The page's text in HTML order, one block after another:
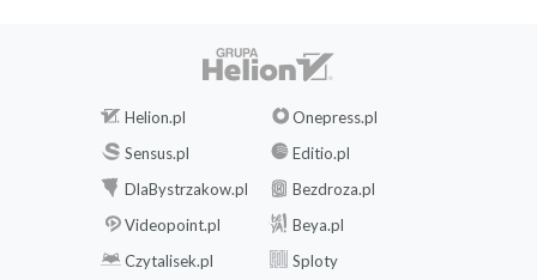
Przeznaczenie sesji 121
10. Oprogramowanie pośredniczące 123
pośredniczącego 124
Przykłady oprogramowania pośredniczącego 124
Helion.pl
Onepress.pl
Sensus.pl
Editio.pl
DlaBystrzakow.pl
Bezdroza.pl
Videopoint.pl
Beya.pl
Czytalisek.pl
Sploty